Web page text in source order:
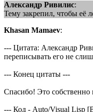
Александр Ривилис:
Тему закрепил, чтобы её
Khasan Mamaev:
--- Цитата: Александр
переписывать его не
--- Конец цитаты ---
Спасибо! Это собственно
--- Код - Auto/Visual Lisp